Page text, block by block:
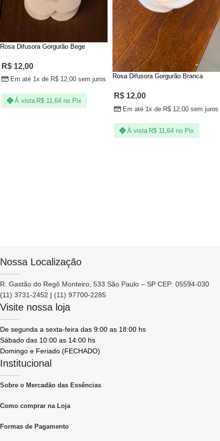
Rosa Difusora Gorgurão Bege
R$12,00
Em até 1x de R$ 12,00 sem juros
À vista R$ 11,64 no Pix
Rosa Difusora Gorgurão Branca
R$12,00
Em até 1x de R$ 12,00 sem juros
À vista R$ 11,64 no Pix
Nossa Localização
R. Gastão do Regô Monteiro, 533 São Paulo – SP CEP: 05594-030
(11) 3731-2452 | (11) 97700-2285
Visite nossa loja
De segunda a sexta-feira das 9:00 as 18:00 hs
Sábado das 10:00 as 14:00 hs
Domingo e Feriado (FECHADO)
Institucional
Sobre o Mercadão das Essências
Como comprar na Loja
Formas de Pagamento